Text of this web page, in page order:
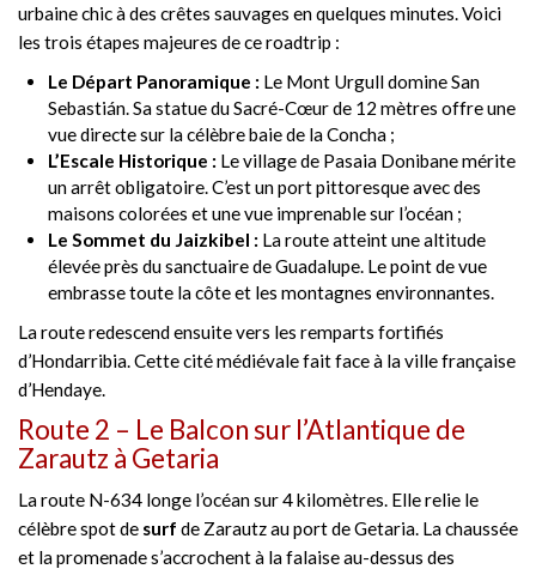
urbaine chic à des crêtes sauvages en quelques minutes. Voici
les trois étapes majeures de ce roadtrip :
Le Départ Panoramique : Le Mont Urgull domine San
Sebastián. Sa statue du Sacré-Cœur de 12 mètres offre une
vue directe sur la célèbre baie de la Concha ;
L’Escale Historique : Le village de Pasaia Donibane mérite
un arrêt obligatoire. C’est un port pittoresque avec des
maisons colorées et une vue imprenable sur l’océan ;
Le Sommet du Jaizkibel : La route atteint une altitude
élevée près du sanctuaire de Guadalupe. Le point de vue
embrasse toute la côte et les montagnes environnantes.
La route redescend ensuite vers les remparts fortifiés
d’Hondarribia. Cette cité médiévale fait face à la ville française
d’Hendaye.
Route 2 – Le Balcon sur l’Atlantique de
Zarautz à Getaria
La route N-634 longe l’océan sur 4 kilomètres. Elle relie le
célèbre spot de surf de Zarautz au port de Getaria. La chaussée
et la promenade s’accrochent à la falaise au-dessus des